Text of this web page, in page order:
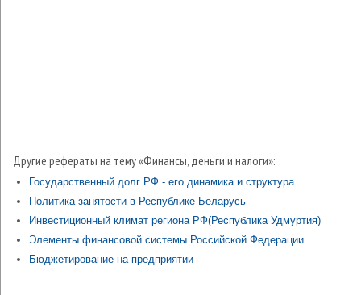
Другие рефераты на тему «Финансы, деньги и налоги»:
Государственный долг РФ - его динамика и структура
Политика занятости в Республике Беларусь
Инвестиционный климат региона РФ(Республика Удмуртия)
Элементы финансовой системы Российской Федерации
Бюджетирование на предприятии